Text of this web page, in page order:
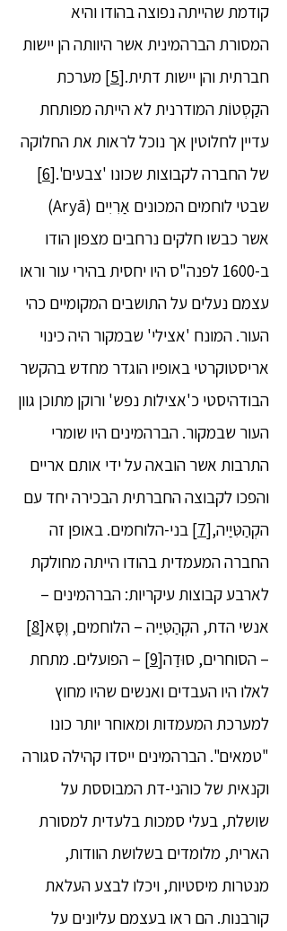
קודמת שהייתה נפוצה בהודו והיא
המסורת הברהמינית אשר היוותה הן יישות
חברתית והן יישות דתית.[5]
מערכת
הקַסְטוֹת המודרנית לא הייתה מפותחת
עדיין לחלוטין אך נוכל לראות את החלוקה
של החברה לקבוצות שכונו 'צבעים'.[6]
שבטי לוחמים המכונים אַרִיִים (Aryā)
אשר כבשו חלקים נרחבים מצפון הודו
ב-1600 לפנה"ס היו יחסית בהירי עור וראו
עצמם נעלים על התושבים המקומיים כהי
העור. המונח 'אצילי' שבמקור היה כינוי
אריסטוקרטי באופיו הוגדר מחדש בהקשר
הבודהיסטי כ'אצילות נפש' ורוקן מתוכן גוון
העור שבמקור. הברהמינים היו שומרי
התרבות אשר הובאה על ידי אותם אריים
והפכו לקבוצה החברתית הבכירה יחד עם
הקְהַטִּיַיה,[7]
בני-הלוחמים. באופן זה
החברה המעמדית בהודו הייתה מחולקת
לארבע קבוצות עיקריות: הברהמינים –
אנשי הדת, הקְהַטִּיַיה – הלוחמים, וֶסַָּא[8]
– הסוחרים, סוּדַה[9]
– הפועלים. מתחת
לאלו היו העבדים ואנשים שהיו מחוץ
למערכת המעמדות ומאוחר יותר כונו
"טמאים". הברהמינים ייסדו קהילה סגורה
וקנאית של כוהני-דת המבוססת על
שושלת, בעלי סמכות בלעדית למסורת
הארית, מלומדים בשלושת הוודות,
מנטרות מיסטיות, ויכלו לבצע העלאת
קורבנות. הם ראו בעצמם עליונים על